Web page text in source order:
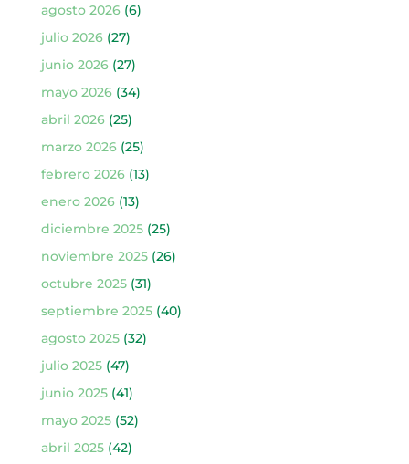
agosto 2026(6)
julio 2026(27)
junio 2026(27)
mayo 2026(34)
abril 2026(25)
marzo 2026(25)
febrero 2026(13)
enero 2026(13)
diciembre 2025(25)
noviembre 2025(26)
octubre 2025(31)
septiembre 2025(40)
agosto 2025(32)
julio 2025(47)
junio 2025(41)
mayo 2025(52)
abril 2025(42)